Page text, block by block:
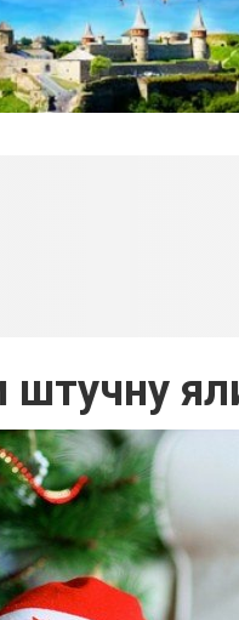
штучну